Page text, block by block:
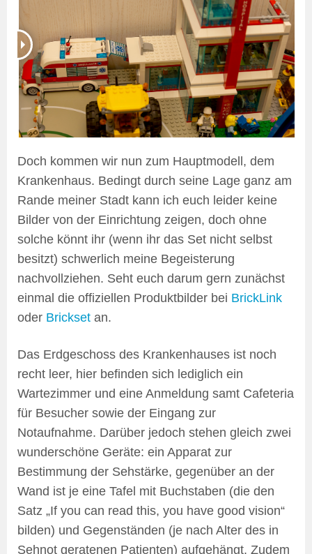
Doch kommen wir nun zum Hauptmodell, dem
Krankenhaus. Bedingt durch seine Lage ganz am
Rande meiner Stadt kann ich euch leider keine
Bilder von der Einrichtung zeigen, doch ohne
solche könnt ihr (wenn ihr das Set nicht selbst
besitzt) schwerlich meine Begeisterung
nachvollziehen. Seht euch darum gern zunächst
einmal die offiziellen Produktbilder bei BrickLink
oder Brickset an.
Das Erdgeschoss des Krankenhauses ist noch
recht leer, hier befinden sich lediglich ein
Wartezimmer und eine Anmeldung samt Cafeteria
für Besucher sowie der Eingang zur
Notaufnahme. Darüber jedoch stehen gleich zwei
wunderschöne Geräte: ein Apparat zur
Bestimmung der Sehstärke, gegenüber an der
Wand ist je eine Tafel mit Buchstaben (die den
Satz „If you can read this, you have good vision“
bilden) und Gegenständen (je nach Alter des in
Sehnot geratenen Patienten) aufgehängt. Zudem